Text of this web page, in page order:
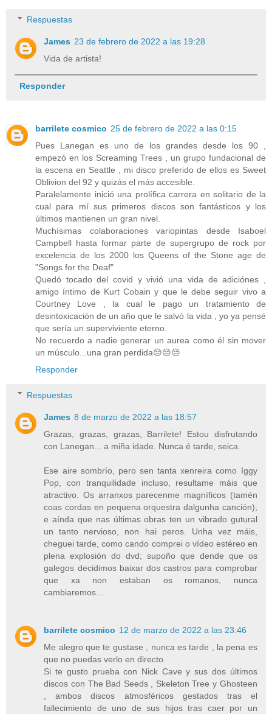
Respuestas
James 23 de febrero de 2022 a las 19:28
Vida de artista!
Responder
barrilete cosmico 25 de febrero de 2022 a las 0:15
Pues Lanegan es uno de los grandes desde los 90 ,
empezó en los Screaming Trees , un grupo fundacional de
la escena en Seattle , mi disco preferido de ellos es Sweet
Oblivion del 92 y quizás el más accesible.
Paralelamente inició una prolífica carrera en solitario de la
cual para mí sus primeros discos son fantásticos y los
últimos mantienen un gran nivel.
Muchísimas colaboraciones variopintas desde Isaboel
Campbell hasta formar parte de supergrupo de rock por
excelencia de los 2000 los Queens of the Stone age de
"Songs for the Deaf"
Quedó tocado del covid y vivió una vida de adiciónes ,
amigo íntimo de Kurt Cobain y que le debe seguir vivo a
Courtney Love , la cual le pago un tratamiento de
desintoxicación de un año que le salvó la vida , yo ya pensé
que sería un superviviente eterno.
No recuerdo a nadie generar un aurea como él sin mover
un músculo...una gran perdida😔😔😔
Responder
Respuestas
James 8 de marzo de 2022 a las 18:57
Grazas, grazas, grazas, Barrilete! Estou disfrutando
con Lanegan... a miña idade. Nunca é tarde, seica.
Ese aire sombrío, pero sen tanta xenreira como Iggy
Pop, con tranquilidade incluso, resultame máis que
atractivo. Os arranxos parecenme magníficos (tamén
coas cordas en pequena orquestra dalgunha canción),
e aínda que nas últimas obras ten un vibrado gutural
un tanto nervioso, non hai peros. Unha vez máis,
cheguei tarde, como cando comprei o vídeo estéreo en
plena explosión do dvd; supoño que dende que os
galegos decidimos baixar dos castros para comprobar
que xa non estaban os romanos, nunca
cambiaremos...
barrilete cosmico 12 de marzo de 2022 a las 23:46
Me alegro que te gustase , nunca es tarde , la pena es
que no puedas verlo en directo.
Si te gusto prueba con Nick Cave y sus dos últimos
discos con The Bad Seeds , Skeleton Tree y Ghosteen
, ambos discos atmosféricos gestados tras el
fallecimiento de uno de sus hijos tras caer por un